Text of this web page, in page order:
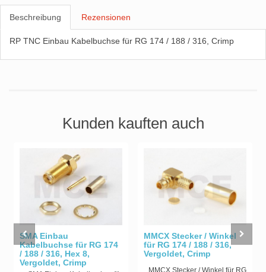
Beschreibung Rezensionen
RP TNC Einbau Kabelbuchse für RG 174 / 188 / 316, Crimp
Kunden kauften auch
SMA Einbau
Kabelbuchse für RG 174
/ 188 / 316, Hex 8,
Vergoldet, Crimp
MMCX Stecker / Winkel
für RG 174 / 188 / 316,
Vergoldet, Crimp
MMCX Stecker / Winkel für RG